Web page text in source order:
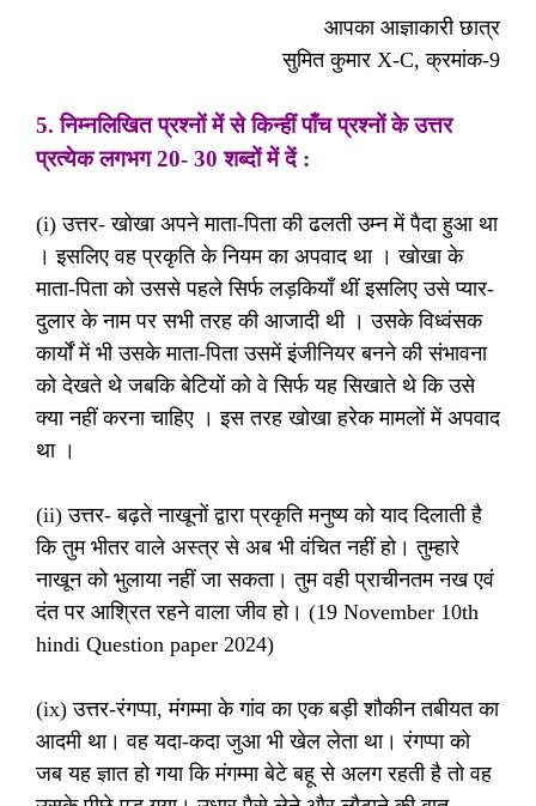
आपका आज्ञाकारी छात्र
सुमित कुमार X-C, क्रमांक-9
5. निम्नलिखित प्रश्नों में से किन्हीं पाँच प्रश्नों के उत्तर
प्रत्येक लगभग 20- 30 शब्दों में दें :
(i) उत्तर- खोखा अपने माता-पिता की ढलती उम्न में पैदा हुआ था
। इसलिए वह प्रकृति के नियम का अपवाद था । खोखा के
माता-पिता को उससे पहले सिर्फ लड़कियाँ थीं इसलिए उसे प्यार-
दुलार के नाम पर सभी तरह की आजादी थी । उसके विध्वंसक
कार्यों में भी उसके माता-पिता उसमें इंजीनियर बनने की संभावना
को देखते थे जबकि बेटियों को वे सिर्फ यह सिखाते थे कि उसे
क्या नहीं करना चाहिए । इस तरह खोखा हरेक मामलों में अपवाद
था ।
(ii) उत्तर- बढ़ते नाखूनों द्वारा प्रकृति मनुष्य को याद दिलाती है
कि तुम भीतर वाले अस्त्र से अब भी वंचित नहीं हो। तुम्हारे
नाखून को भुलाया नहीं जा सकता। तुम वही प्राचीनतम नख एवं
दंत पर आश्रित रहने वाला जीव हो। (19 November 10th
hindi Question paper 2024)
(ix) उत्तर-रंगप्पा, मंगम्मा के गांव का एक बड़ी शौकीन तबीयत का
आदमी था। वह यदा-कदा जुआ भी खेल लेता था। रंगप्पा को
जब यह ज्ञात हो गया कि मंगम्मा बेटे बहू से अलग रहती है तो वह